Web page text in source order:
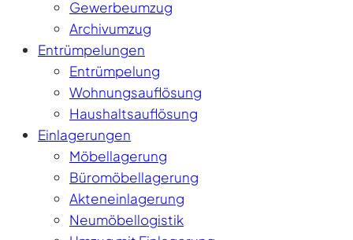
Gewerbeumzug
Archivumzug
Entrümpelungen
Entrümpelung
Wohnungsauflösung
Haushaltsauflösung
Einlagerungen
Möbellagerung
Büromöbellagerung
Akteneinlagerung
Neumöbellogistik